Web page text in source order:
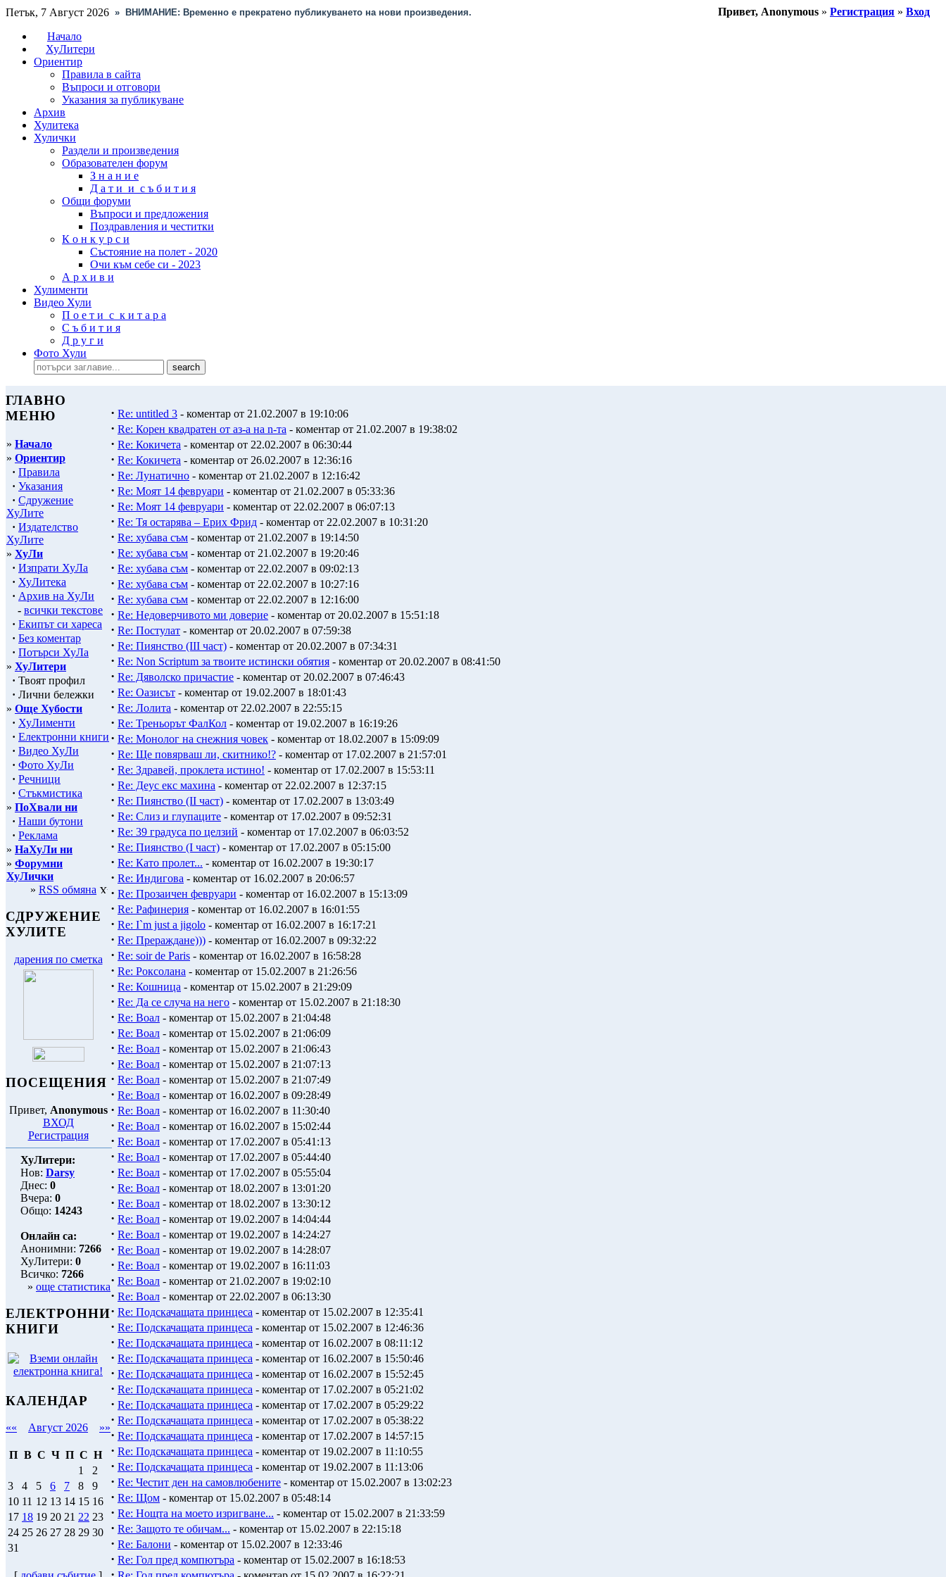
Петък, 7 Август 2026 » ВНИМАНИЕ: Временно е прекратено публикуването на нови произведения. Привет, Anonymous » Регистрация » Вход
Начало
ХуЛитери
Ориентир
Правила в сайта
Въпроси и отговори
Указания за публикуване
Архив
Хулитека
Хулички
Раздели и произведения
Образователен форум
З н а н и е
Д а т и и с ъ б и т и я
Общи форуми
Въпроси и предложения
Поздравления и честитки
К о н к у р с и
Състояние на полет - 2020
Очи към себе си - 2023
А р х и в и
Хулименти
Видео Хули
П о е т и с к и т а р а
С ъ б и т и я
Д р у г и
Фото Хули
ГЛАВНО
МЕНЮ
» Начало
» Ориентир
· Правила
· Указания
· Сдружение
ХуЛите
· Издателство
ХуЛите
» ХуЛи
· Изпрати ХуЛа
· ХуЛитека
· Архив на ХуЛи
- всички текстове
· Екипът си хареса
· Без коментар
· Потърси ХуЛа
» ХуЛитери
· Твоят профил
· Лични бележки
» Още Хубости
· ХуЛименти
· Електронни книги
· Видео ХуЛи
· Фото ХуЛи
· Речници
· Стъкмистика
» ПоХвали ни
· Наши бутони
· Реклама
» НаХуЛи ни
» Форумни
ХуЛички
» RSS обмяна
СДРУЖЕНИЕ
ХУЛИТЕ
дарения по сметка
ПОСЕЩЕНИЯ
Привет, Anonymous
ВХОД
Регистрация
ХуЛитери:
Нов: Darsy
Днес: 0
Вчера: 0
Общо: 14243
Онлайн са:
Анонимни: 7266
ХуЛитери: 0
Всичко: 7266
» още статистика
ЕЛЕКТРОННИ
КНИГИ
КАЛЕНДАР
«« Август 2026 »»
П В С Ч П С Н
1
2
3
4 5 6 7 8
9
10 11 12 13 14 15 16
17 18 19 20 21 22 23
24 25 26 27 28 29 30
31
· Re: untitled 3 - коментар от 21.02.2007 в 19:10:06
· Re: Корен квадратен от аз-а на n-та - коментар от 21.02.2007 в 19:38:02
· Re: Кокичета - коментар от 22.02.2007 в 06:30:44
· Re: Кокичета - коментар от 26.02.2007 в 12:36:16
· Re: Лунатично - коментар от 21.02.2007 в 12:16:42
· Re: Моят 14 февруари - коментар от 21.02.2007 в 05:33:36
· Re: Моят 14 февруари - коментар от 22.02.2007 в 06:07:13
· Re: Тя остарява – Ерих Фрид - коментар от 22.02.2007 в 10:31:20
· Re: хубава съм - коментар от 21.02.2007 в 19:14:50
· Re: хубава съм - коментар от 21.02.2007 в 19:20:46
· Re: хубава съм - коментар от 22.02.2007 в 09:02:13
· Re: хубава съм - коментар от 22.02.2007 в 10:27:16
· Re: хубава съм - коментар от 22.02.2007 в 12:16:00
· Re: Недоверчивото ми доверие - коментар от 20.02.2007 в 15:51:18
· Re: Постулат - коментар от 20.02.2007 в 07:59:38
· Re: Пиянство (III част) - коментар от 20.02.2007 в 07:34:31
· Re: Non Scriptum за твоите истински обятия - коментар от 20.02.2007 в 08:41:50
· Re: Дяволско причастие - коментар от 20.02.2007 в 07:46:43
· Re: Оазисът - коментар от 19.02.2007 в 18:01:43
· Re: Лолита - коментар от 22.02.2007 в 22:55:15
· Re: Треньорът ФалКол - коментар от 19.02.2007 в 16:19:26
· Re: Монолог на снежния човек - коментар от 18.02.2007 в 15:09:09
· Re: Ще повярваш ли, скитнико!? - коментар от 17.02.2007 в 21:57:01
· Re: Здравей, проклета истино! - коментар от 17.02.2007 в 15:53:11
· Re: Деус екс махина - коментар от 22.02.2007 в 12:37:15
· Re: Пиянство (II част) - коментар от 17.02.2007 в 13:03:49
· Re: Слиз и глупаците - коментар от 17.02.2007 в 09:52:31
· Re: 39 градуса по целзий - коментар от 17.02.2007 в 06:03:52
· Re: Пиянство (I част) - коментар от 17.02.2007 в 05:15:00
· Re: Като пролет... - коментар от 16.02.2007 в 19:30:17
· Re: Индигова - коментар от 16.02.2007 в 20:06:57
· Re: Прозаичен февруари - коментар от 16.02.2007 в 15:13:09
· Re: Рафинерия - коментар от 16.02.2007 в 16:01:55
· Re: I`m just a jigolo - коментар от 16.02.2007 в 16:17:21
· Re: Прераждане))) - коментар от 16.02.2007 в 09:32:22
· Re: soir de Paris - коментар от 16.02.2007 в 16:58:28
· Re: Роксолана - коментар от 15.02.2007 в 21:26:56
· Re: Кошница - коментар от 15.02.2007 в 21:29:09
· Re: Да се случа на него - коментар от 15.02.2007 в 21:18:30
· Re: Воал - коментар от 15.02.2007 в 21:04:48
· Re: Воал - коментар от 15.02.2007 в 21:06:09
· Re: Воал - коментар от 15.02.2007 в 21:06:43
· Re: Воал - коментар от 15.02.2007 в 21:07:13
· Re: Воал - коментар от 15.02.2007 в 21:07:49
· Re: Воал - коментар от 16.02.2007 в 09:28:49
· Re: Воал - коментар от 16.02.2007 в 11:30:40
· Re: Воал - коментар от 16.02.2007 в 15:02:44
· Re: Воал - коментар от 17.02.2007 в 05:41:13
· Re: Воал - коментар от 17.02.2007 в 05:44:40
· Re: Воал - коментар от 17.02.2007 в 05:55:04
· Re: Воал - коментар от 18.02.2007 в 13:01:20
· Re: Воал - коментар от 18.02.2007 в 13:30:12
· Re: Воал - коментар от 19.02.2007 в 14:04:44
· Re: Воал - коментар от 19.02.2007 в 14:24:27
· Re: Воал - коментар от 19.02.2007 в 14:28:07
· Re: Воал - коментар от 19.02.2007 в 16:11:03
· Re: Воал - коментар от 21.02.2007 в 19:02:10
· Re: Воал - коментар от 22.02.2007 в 06:13:30
· Re: Подскачащата принцеса - коментар от 15.02.2007 в 12:35:41
· Re: Подскачащата принцеса - коментар от 15.02.2007 в 12:46:36
· Re: Подскачащата принцеса - коментар от 16.02.2007 в 08:11:12
· Re: Подскачащата принцеса - коментар от 16.02.2007 в 15:50:46
· Re: Подскачащата принцеса - коментар от 16.02.2007 в 15:52:45
· Re: Подскачащата принцеса - коментар от 17.02.2007 в 05:21:02
· Re: Подскачащата принцеса - коментар от 17.02.2007 в 05:29:22
· Re: Подскачащата принцеса - коментар от 17.02.2007 в 05:38:22
· Re: Подскачащата принцеса - коментар от 17.02.2007 в 14:57:15
· Re: Подскачащата принцеса - коментар от 19.02.2007 в 11:10:55
· Re: Подскачащата принцеса - коментар от 19.02.2007 в 11:13:06
· Re: Честит ден на самовлюбените - коментар от 15.02.2007 в 13:02:23
· Re: Щом - коментар от 15.02.2007 в 05:48:14
· Re: Нощта на моето изригване... - коментар от 15.02.2007 в 21:33:59
· Re: Защото те обичам... - коментар от 15.02.2007 в 22:15:18
· Re: Балони - коментар от 15.02.2007 в 12:33:46
· Re: Гол пред компютъра - коментар от 15.02.2007 в 16:18:53